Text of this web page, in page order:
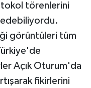
törenlerini
görüntüleri tüm
Açık Oturum'da
fikirlerini